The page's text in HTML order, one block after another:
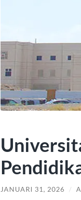
JANUARI 31, 2026 /